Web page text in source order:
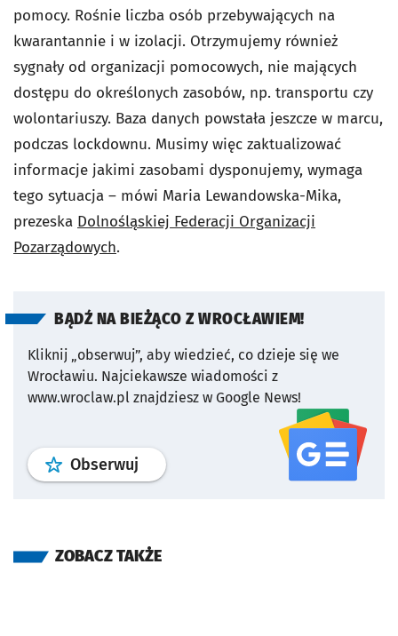
pomocy. Rośnie liczba osób przebywających na
kwarantannie i w izolacji. Otrzymujemy również
sygnały od organizacji pomocowych, nie mających
dostępu do określonych zasobów, np. transportu czy
wolontariuszy. Baza danych powstała jeszcze w marcu,
podczas lockdownu. Musimy więc zaktualizować
informacje jakimi zasobami dysponujemy, wymaga
tego sytuacja – mówi Maria Lewandowska-Mika,
prezeska Dolnośląskiej Federacji Organizacji
Pozarządowych.
BĄDŹ NA BIEŻĄCO Z WROCŁAWIEM!
Kliknij „obserwuj”, aby wiedzieć, co dzieje się we
Wrocławiu. Najciekawsze wiadomości z
www.wroclaw.pl znajdziesz w Google News!
Obserwuj profil serwisu
ZOBACZ TAKŻE